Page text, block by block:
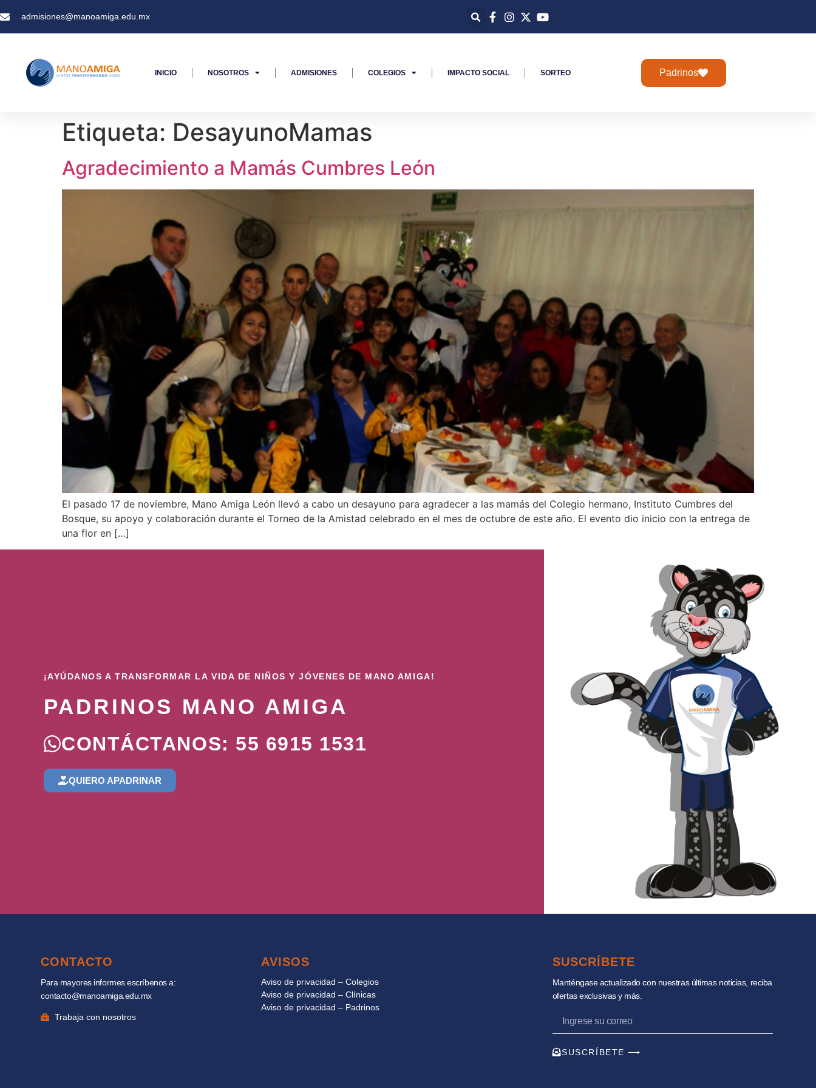
admisiones@manoamiga.edu.mx
INICIO NOSOTROS ADMISIONES COLEGIOS IMPACTO SOCIAL SORTEO Padrinos
Etiqueta: DesayunoMamas
Agradecimiento a Mamás Cumbres León
El pasado 17 de noviembre, Mano Amiga León llevó a cabo un desayuno para agradecer a las mamás del Colegio hermano, Instituto Cumbres del
Bosque, su apoyo y colaboración durante el Torneo de la Amistad celebrado en el mes de octubre de este año. El evento dio inicio con la entrega de
una flor en […]
¡AYÚDANOS A TRANSFORMAR LA VIDA DE NIÑOS Y JÓVENES DE MANO AMIGA!
PADRINOS MANO AMIGA
CONTÁCTANOS: 55 6915 1531
QUIERO APADRINAR
CONTACTO
Para mayores informes escríbenos a:
contacto@manoamiga.edu.mx
Trabaja con nosotros
AVISOS
Aviso de privacidad – Colegios
Aviso de privacidad – Clínicas
Aviso de privacidad – Padrinos
SUSCRÍBETE
Manténgase actualizado con nuestras últimas noticias, reciba
ofertas exclusivas y más.
SUSCRÍBETE ⟶